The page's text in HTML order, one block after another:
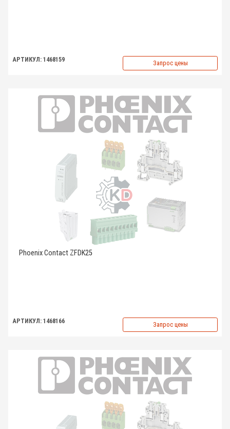
АРТИКУЛ: 1468159 Запрос цены
Phoenix Contact ZFDK25
АРТИКУЛ: 1468166 Запрос цены